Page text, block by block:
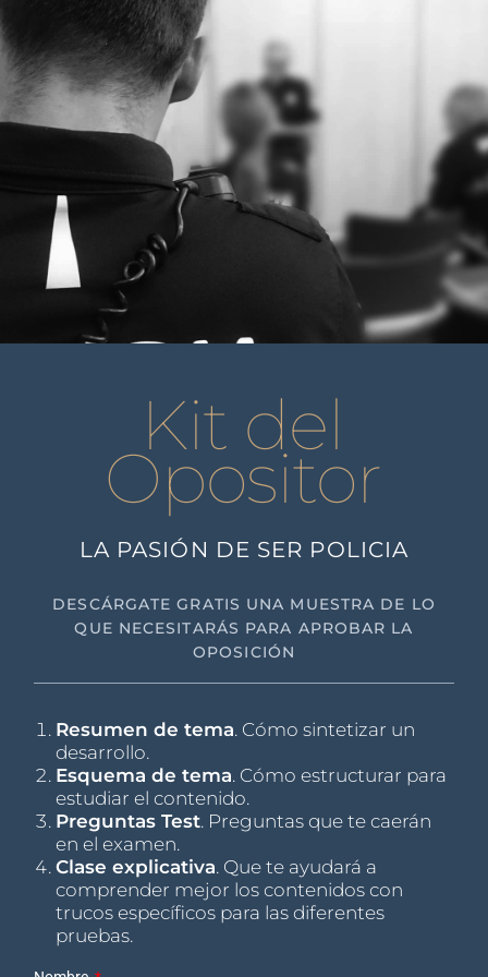
Kit del
Opositor
LA PASIÓN DE SER POLICIA
DESCÁRGATE GRATIS UNA MUESTRA DE LO
QUE NECESITARÁS PARA APROBAR LA
OPOSICIÓN
Resumen de tema. Cómo sintetizar un
desarrollo.
Esquema de tema. Cómo estructurar para
estudiar el contenido.
Preguntas Test. Preguntas que te caerán
en el examen.
Clase explicativa. Que te ayudará a
comprender mejor los contenidos con
trucos específicos para las diferentes
pruebas.